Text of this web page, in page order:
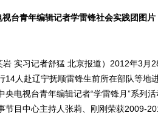
台青年编辑记者学雷锋社会实践团图片
实习记者舒猛 北京报道）2012年3月
14人赴辽宁抚顺雷锋生前所在部队等地
央电视台青年编辑记者“学雷锋月”系列
节目中心主持人张莉、刚刚荣获2009-